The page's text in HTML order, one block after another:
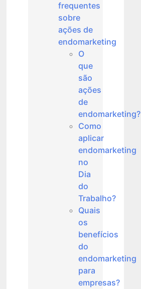
frequentes
sobre
ações de
endomarketing
O
que
são
ações
de
endomarketing?
Como
aplicar
endomarketing
no
Dia
do
Trabalho?
Quais
os
benefícios
do
endomarketing
para
empresas?